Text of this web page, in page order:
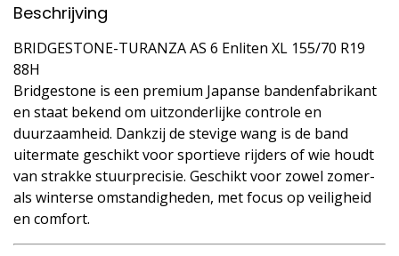
Beschrijving
BRIDGESTONE-TURANZA AS 6 Enliten XL 155/70 R19
88H
Bridgestone is een premium Japanse bandenfabrikant
en staat bekend om uitzonderlijke controle en
duurzaamheid. Dankzij de stevige wang is de band
uitermate geschikt voor sportieve rijders of wie houdt
van strakke stuurprecisie. Geschikt voor zowel zomer-
als winterse omstandigheden, met focus op veiligheid
en comfort.